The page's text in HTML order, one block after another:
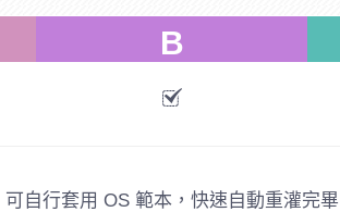
可自行套用 OS 範本，快速自動重灌完畢
B